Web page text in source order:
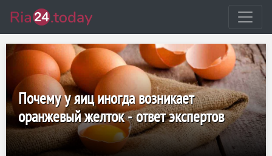
Почему у яиц иногда возникает
оранжевый желток - ответ экспертов